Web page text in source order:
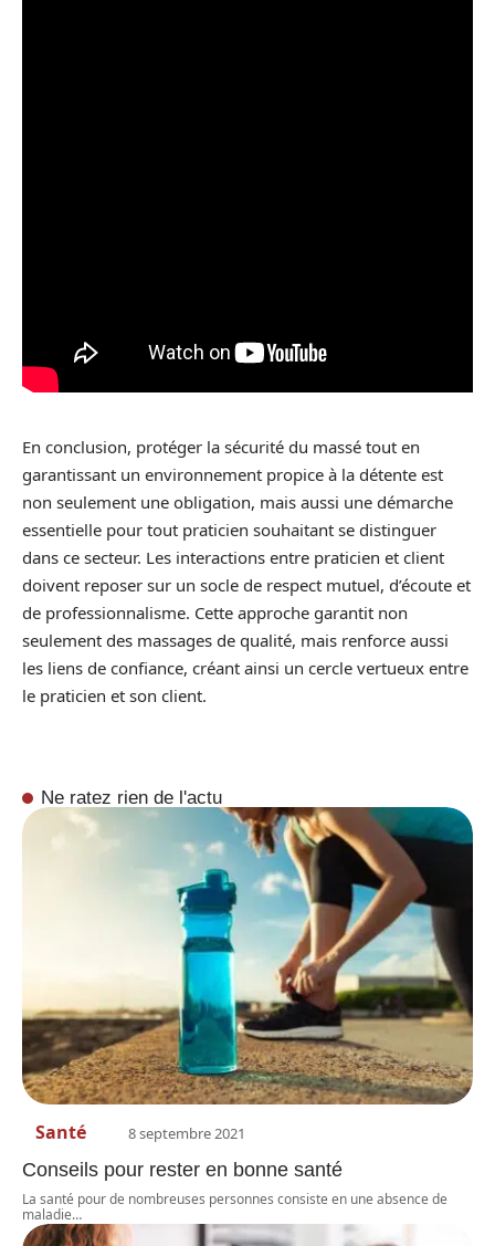
En conclusion, protéger la sécurité du massé tout en
garantissant un environnement propice à la détente est
non seulement une obligation, mais aussi une démarche
essentielle pour tout praticien souhaitant se distinguer
dans ce secteur. Les interactions entre praticien et client
doivent reposer sur un socle de respect mutuel, d’écoute et
de professionnalisme. Cette approche garantit non
seulement des massages de qualité, mais renforce aussi
les liens de confiance, créant ainsi un cercle vertueux entre
le praticien et son client.
Ne ratez rien de l'actu
Santé 8 septembre 2021
Conseils pour rester en bonne santé
La santé pour de nombreuses personnes consiste en une absence de
maladie…